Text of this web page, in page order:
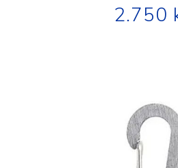
2.750